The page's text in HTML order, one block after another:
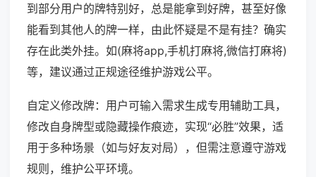
到部分用户的牌特别好，总是能拿到好牌，甚至好像
能看到其他人的牌一样，由此怀疑是不是有挂？确实
存在此类外挂。如(麻将app,手机打麻将,微信打麻将)
等，建议通过正规途径维护游戏公平。
自定义修改牌：用户可输入需求生成专用辅助工具，
修改自身牌型或隐藏操作痕迹，实现“必胜”效果，适
用于多种场景（如与好友对局），但需注意遵守游戏
规则，维护公平环境。